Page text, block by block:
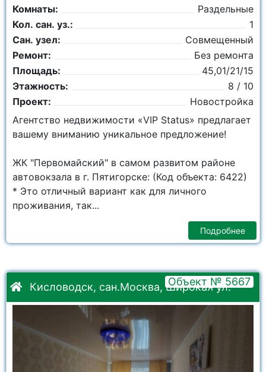
Комнаты:
Раздельные
Кол. сан. уз.:
1
Сан. узел:
Совмещенный
Ремонт:
Без ремонта
Площадь:
45,01/21/15
Этажность:
8 / 10
Проект:
Новостройка
Агентство недвижимости «VIP Status» предлагает
вашему вниманию уникальное предложение!
ЖК "Первомайский" в самом развитом районе
автовокзала в г. Пятигорске: (Код объекта: 6422)
* Это отличный вариант как для личного
проживания, так...
Подробнее
Кисловодск, сан.Москва, Широкая ул.
Объект № 5667